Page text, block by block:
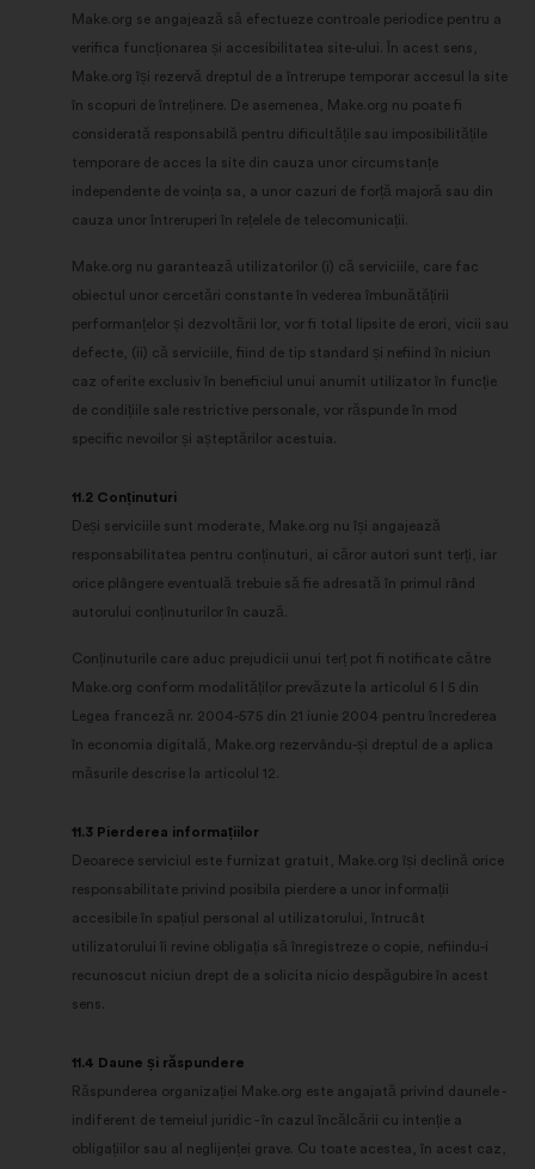
Make.org se angajează să efectueze controale periodice pentru a
verifica funcționarea și accesibilitatea site-ului. În acest sens,
Make.org își rezervă dreptul de a întrerupe temporar accesul la site
în scopuri de întreținere. De asemenea, Make.org nu poate fi
considerată responsabilă pentru dificultățile sau imposibilitățile
temporare de acces la site din cauza unor circumstanțe
independente de voința sa, a unor cazuri de forță majoră sau din
cauza unor întreruperi în rețelele de telecomunicații.
Make.org nu garantează utilizatorilor (i) că serviciile, care fac
obiectul unor cercetări constante în vederea îmbunătățirii
performanțelor și dezvoltării lor, vor fi total lipsite de erori, vicii sau
defecte, (ii) că serviciile, fiind de tip standard și nefiind în niciun
caz oferite exclusiv în beneficiul unui anumit utilizator în funcție
de condițiile sale restrictive personale, vor răspunde în mod
specific nevoilor și așteptărilor acestuia.
11.2 Conținuturi
Deși serviciile sunt moderate, Make.org nu își angajează
responsabilitatea pentru conținuturi, ai căror autori sunt terți, iar
orice plângere eventuală trebuie să fie adresată în primul rând
autorului conținuturilor în cauză.
Conținuturile care aduc prejudicii unui terț pot fi notificate către
Make.org conform modalităților prevăzute la articolul 6 I 5 din
Legea franceză nr. 2004-575 din 21 iunie 2004 pentru încrederea
în economia digitală, Make.org rezervându-și dreptul de a aplica
măsurile descrise la articolul 12.
11.3 Pierderea informațiilor
Deoarece serviciul este furnizat gratuit, Make.org își declină orice
responsabilitate privind posibila pierdere a unor informații
accesibile în spațiul personal al utilizatorului, întrucât
utilizatorului îi revine obligația să înregistreze o copie, nefiindu-i
recunoscut niciun drept de a solicita nicio despăgubire în acest
sens.
11.4 Daune și răspundere
Răspunderea organizației Make.org este angajată privind daunele -
indiferent de temeiul juridic - în cazul încălcării cu intenție a
obligațiilor sau al neglijenței grave. Cu toate acestea, în acest caz,